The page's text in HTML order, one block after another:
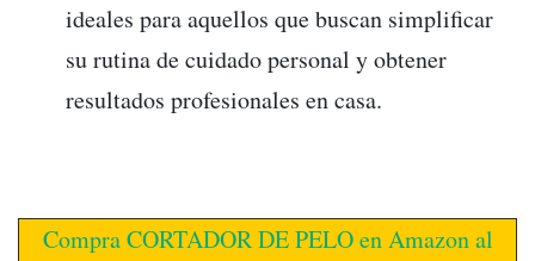
ideales para aquellos que buscan simplificar
su rutina de cuidado personal y obtener
resultados profesionales en casa.
Compra CORTADOR DE PELO en Amazon al